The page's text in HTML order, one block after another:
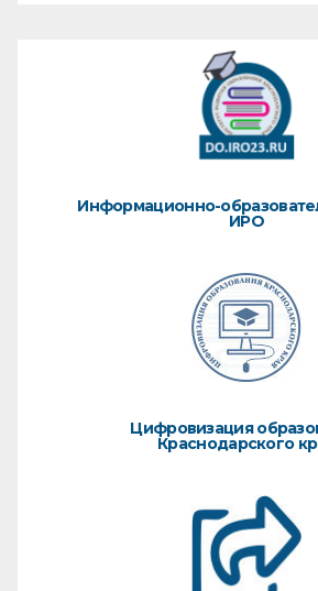
Информационно-
ИРО
Цифровизация
Краснодарского